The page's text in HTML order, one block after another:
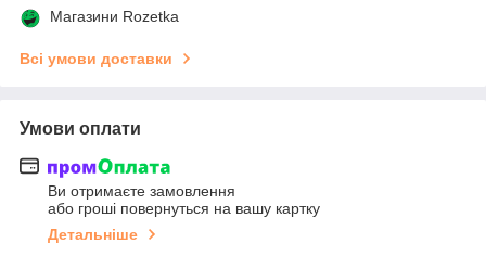
Магазини Rozetka
Всі умови доставки
Умови оплати
Ви отримаєте замовлення
або гроші повернуться на вашу картку
Детальніше